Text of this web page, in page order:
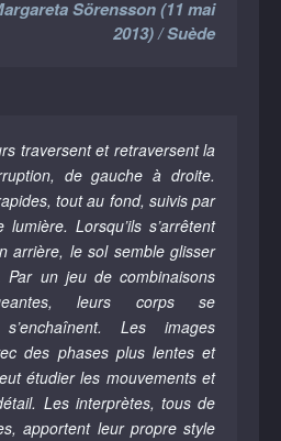
Sörensson (11 mai
2013) / Suède
traversent et retraversent la
de gauche à droite.
tout au fond, suivis par
Lorsqu’ils s’arrêtent
arrière, le sol semble glisser
Par un jeu de combinaisons
leurs corps se
Les images
des phases plus lentes et
étudier les mouvements et
Les interprètes, tous de
apportent leur propre style